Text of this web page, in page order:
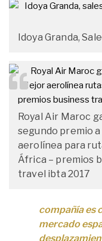
Idoya Granda,
Royal Air Maroc
segundo premio
aerolínea para
África – premios
travel ibta 2017
compañía es
mercado